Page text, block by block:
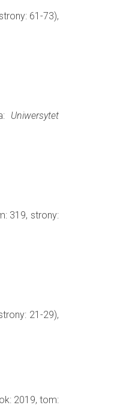
61-73),
Uniwersytet
319, strony:
21-29),
2019, tom: